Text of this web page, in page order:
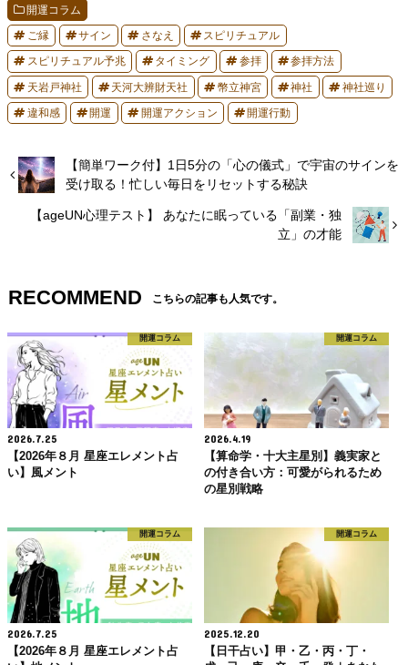
開運コラム
ご縁 サイン さなえ スピリチュアル
スピリチュアル予兆 タイミング 参拝 参拝方法
天岩戸神社 天河大辨財天社 幣立神宮 神社 神社巡り
違和感 開運 開運アクション 開運行動
【簡単ワーク付】1日5分の「心の儀式」で宇宙のサインを
受け取る！忙しい毎日をリセットする秘訣
【ageUN心理テスト】 あなたに眠っている「副業・独
立」の才能
RECOMMEND こちらの記事も人気です。
開運コラム
2026.7.25
【2026年８月 星座エレメント占
い】風メント
開運コラム
2026.4.19
【算命学・十大主星別】義実家と
の付き合い方：可愛がられるため
の星別戦略
開運コラム
2026.7.25
【2026年８月 星座エレメント占
開運コラム
2025.12.20
【日干占い】甲・乙・丙・丁・